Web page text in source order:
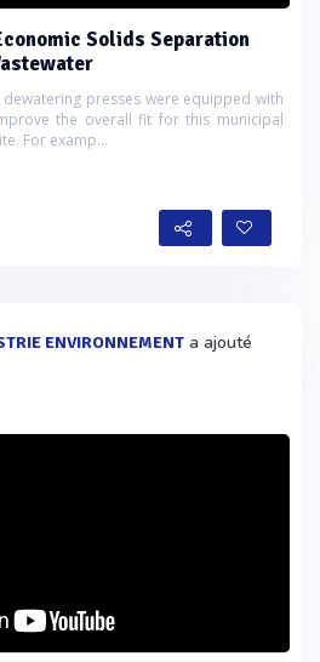
Solids Separation
dewatering presses were equipped with
the overall fit for this municipal
For examp...
ENVIRONNEMENT a ajouté